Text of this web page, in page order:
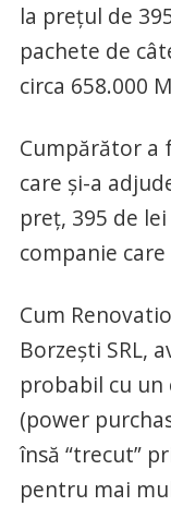
la prețul de
pachete de
circa 658.000
Cumpărător a
care și-a
preț, 395 de
companie
Cum
Borzești SRL,
probabil cu
(power
însă “trecut”
pentru mai